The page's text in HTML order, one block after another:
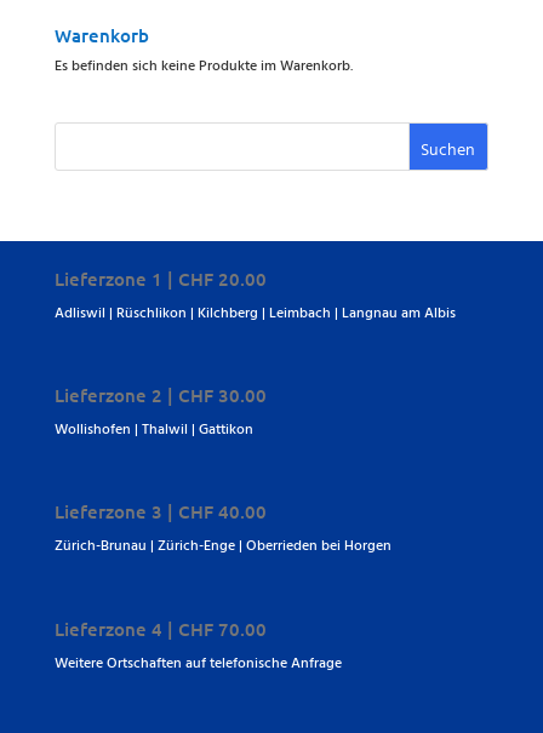
Warenkorb
Es befinden sich keine Produkte im Warenkorb.
Lieferzone 1 | CHF 20.00
Adliswil | Rüschlikon | Kilchberg | Leimbach | Langnau am Albis
Lieferzone 2 | CHF 30.00
Wollishofen | Thalwil | Gattikon
Lieferzone 3 | CHF 40.00
Zürich-Brunau | Zürich-Enge | Oberrieden bei Horgen
Lieferzone 4 | CHF 70.00
Weitere Ortschaften auf telefonische Anfrage